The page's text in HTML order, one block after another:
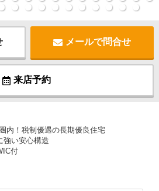
メールで問合せ
来店予約
内！税制優遇の長期優良住宅
強い安心構造
付